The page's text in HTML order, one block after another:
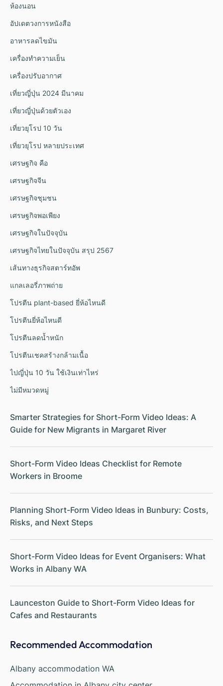
ห้องนอน
อัปเดตวงการหนังสือ
อาหารลดไขมัน
เครื่องทำความเย็น
เครื่องปรับอากาศ
เที่ยวญี่ปุ่น 2024 มีนาคม
เที่ยวญี่ปุ่นด้วยตัวเอง
เที่ยวยุโรป 10 วัน
เที่ยวยุโรป หลายประเทศ
เศรษฐกิจ คือ
เศรษฐกิจจีน
เศรษฐกิจชุมชน
เศรษฐกิจพอเพียง
เศรษฐกิจในปัจจุบัน
เศรษฐกิจไทยในปัจจุบัน สรุป 2567
เส้นทางธุรกิจสตาร์ทอัพ
แกลเลอรี่ภาพถ่าย
โปรตีน plant-based ยี่ห้อไหนดี
โปรตีนยี่ห้อไหนดี
โปรตีนลดน้ำหนัก
โปรตีนเชคสร้างกล้ามเนื้อ
ไปญี่ปุ่น 10 วัน ใช้เงินเท่าไหร่
ไม่มีหมวดหมู่
Smarter Strategies for Short-Form Video Ideas: A
Guide for New Migrants in Margaret River
Short-Form Video Ideas Checklist for Remote
Workers in Broome
Planning Short-Form Video Ideas in Bunbury: Costs,
Risks, and Next Steps
Short-Form Video Ideas for Event Organisers: What
Works in Albany WA
Launceston Guide to Short-Form Video Ideas for
Cafes and Restaurants
Recommended Accommodation
Albany accommodation WA